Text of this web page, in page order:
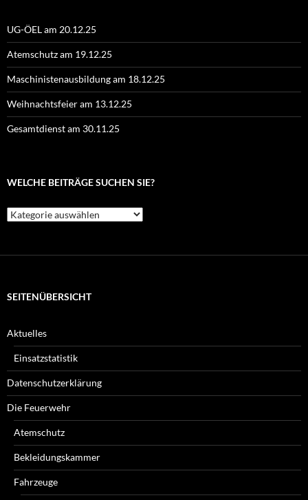
UG-ÖEL am 20.12.25
Atemschutz am 19.12.25
Maschinistenausbildung am 18.12.25
Weihnachtsfeier am 13.12.25
Gesamtdienst am 30.11.25
WELCHE BEITRÄGE SUCHEN SIE?
Welche
Beiträge
SEITENÜBERSICHT
Aktuelles
Einsatzstatistik
Datenschutzerklärung
Die Feuerwehr
Atemschutz
Bekleidungskammer
Fahrzeuge